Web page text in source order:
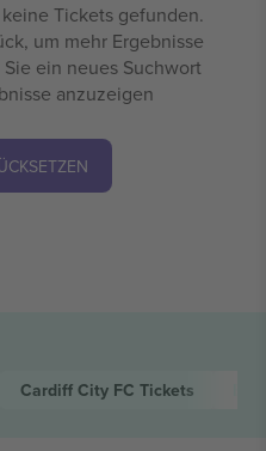
Tickets gefunden.
um mehr Ergebnisse
ein neues Suchwort
anzuzeigen
Cardiff City FC Tickets